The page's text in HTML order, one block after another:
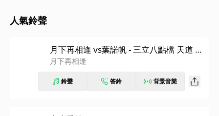
人氣鈴聲
月下再相逢 vs葉諾帆 - 三立八點檔 天道 片
尾曲
月下再相逢
鈴聲 答鈴 背景音樂